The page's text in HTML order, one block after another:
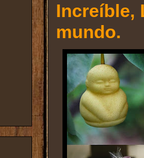
Increíble,
mundo.